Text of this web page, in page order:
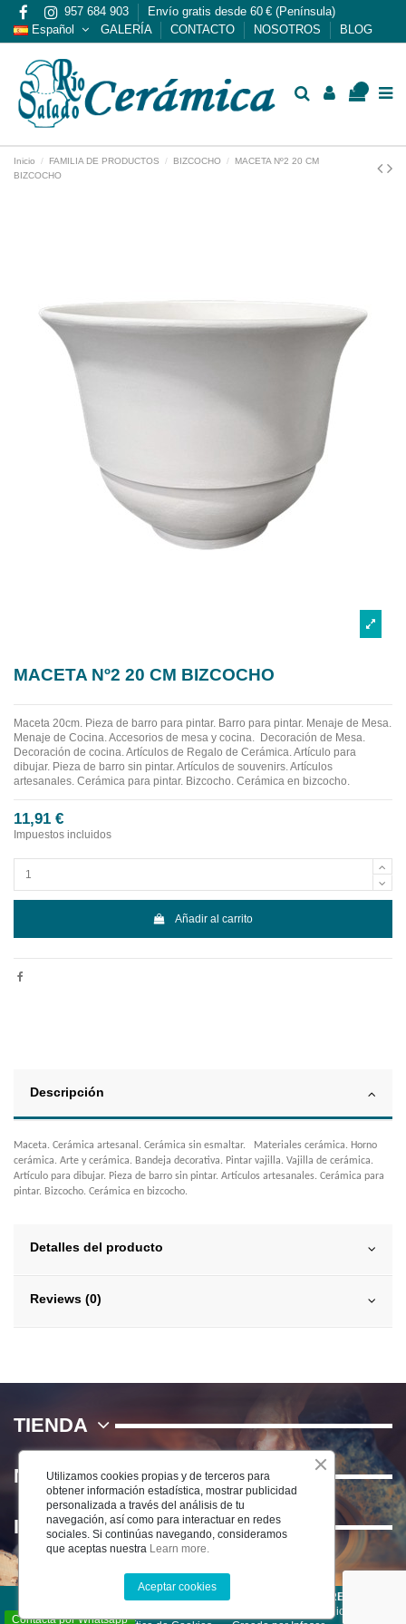
957 684 903
Envío gratis desde 60 € (Península)
Español
GALERÍA CONTACTO NOSOTROS BLOG
Inicio FAMILIA DE PRODUCTOS BIZCOCHO
MACETA Nº2 20 CM
BIZCOCHO
MACETA Nº2 20 CM BIZCOCHO
Maceta 20cm. Pieza de barro para pintar. Barro para pintar. Menaje de Mesa.
Menaje de Cocina. Accesorios de mesa y cocina. Decoración de Mesa.
Decoración de cocina. Artículos de Regalo de Cerámica. Artículo para
dibujar. Pieza de barro sin pintar. Artículos de souvenirs. Artículos
artesanales. Cerámica para pintar. Bizcocho. Cerámica en bizcocho.
11,91 €
Impuestos incluidos
Añadir al carrito
Descripción
Maceta. Cerámica artesanal. Cerámica sin esmaltar. Materiales cerámica. Horno
cerámica. Arte y cerámica. Bandeja decorativa. Pintar vajilla. Vajilla de cerámica.
Artículo para dibujar. Pieza de barro sin pintar. Artículos artesanales. Cerámica para
pintar. Bizcocho. Cerámica en bizcocho.
Detalles del producto
Reviews (0)
TIENDA
NOSOTROS
INFORMACIÓN
Contacta por Whatsapp
©2025 CERÁMICA DEL RÍO SALADO S.L . TODOS LOS DERECHOS
Condiciones de
Utilizamos cookies propias y de terceros para
obtener información estadística, mostrar publicidad
personalizada a través del análisis de tu
navegación, así como para interactuar en redes
sociales. Si continúas navegando, consideramos
que aceptas nuestra Learn more.
Aceptar cookies